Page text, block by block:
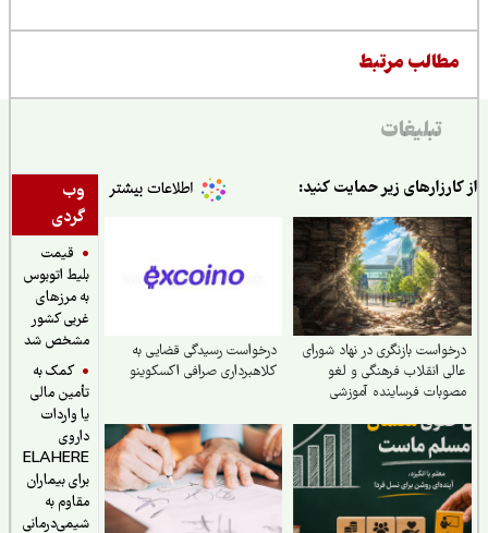
مرتبط
تبلیغات
وب
گردی
قیمت
بلیط اتوبوس
به مرزهای
غربی کشور
مشخص شد
کمک به
تأمین مالی
یا واردات
داروی
ELAHERE
برای بیماران
مقاوم به
شیمی‌درمانی
زیر حمایت کنید:
بازنگری در نهاد شورای
انقلاب فرهنگی و لغو
فرساینده آموزشی
درخواست رسیدگی قضایی به
کلاهبرداری صرافی اکسکوینو